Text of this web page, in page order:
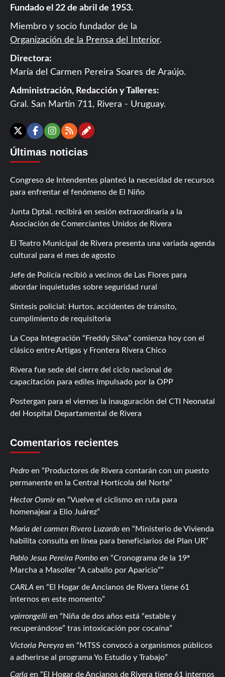
Fundado el 22 de abril de 1953.
Miembro y socio fundador de la
Organización de la Prensa del Interior.
Directora:
María del Carmen Pereira Soares de Araújo.
Administración, Redacción y Talleres:
Gral. San Martín 711, Rivera - Uruguay.
X Facebook
Instagram
RSSContáctanos
Últimas noticias
Congreso de Intendentes planteó la necesidad de recursos
para enfrentar el fenómeno de El Niño
Junta Dptal. recibirá en sesión extraordinaria a la
Asociación de Comerciantes Unidos de Rivera
El Teatro Municipal de Rivera presenta una variada agenda
cultural para el mes de agosto
Jefe de Policía recibió a vecinos de Las Flores para
abordar inquietudes sobre seguridad rural
Síntesis policial: Hurtos, accidentes de tránsito,
cumplimiento de requisitoria
La Copa Integración “Freddy Silva” comienza hoy con el
clásico entre Artigas y Frontera Rivera Chico
Rivera fue sede del cierre del ciclo nacional de
capacitación para ediles impulsado por la OPP
Postergan para el viernes la inauguración del CTI Neonatal
del Hospital Departamental de Rivera
Comentarios recientes
Pedro en
Productores de Rivera contarán con un puesto
permanente en la Central Hortícola del Norte
Hector Osmiren
Vuelve el ciclismo en ruta para
homenajear a Elio Juárez
Maria del carmen Rivero Luzardo en
Ministerio de Vivienda
habilita consulta en línea para beneficiarios del Plan UR
Pablo Jesus Pereira Pombo en
Cronograma de la 19ª
Marcha a Masoller “A caballo por Aparicio”
CARLA en
El Hogar de Ancianos de Rivera tiene 61
internos en este momento
vpirrongelli en
Niña de dos años está “estable y
recuperándose” tras intoxicación por cocaína
Victoria Pereyra en
MTSS convocó a organismos públicos
a adherirse al programa Yo Estudio y Trabajo
Carla en El Hogar de Ancianos de Rivera tiene 61 internos